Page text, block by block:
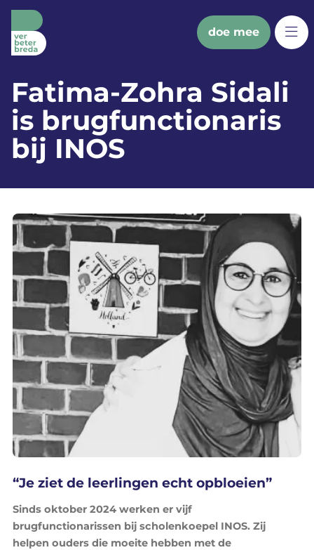
doe mee
wat we doen
bredanaars
doe mee
sociale kaart
nieuws
kennisbank
contact
Fatima-Zohra Sidali
is brugfunctionaris
bij INOS
“Je ziet de leerlingen echt opbloeien”
Sinds oktober 2024 werken er vijf
brugfunctionarissen bij scholenkoepel INOS. Zij
helpen ouders die moeite hebben met de